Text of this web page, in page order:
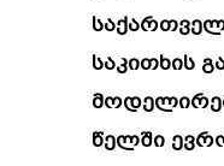
საკითხის
წელში